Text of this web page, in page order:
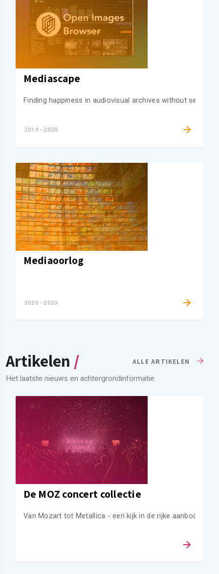
Mediascape
Finding happiness in audiovisual archives without
2019 - 2020
Mediaoorlog
2020 - 2023
Artikelen /
ALLE ARTIKELEN
Het laatste nieuws en achtergrondinformatie
De MOZ concert collectie
Van Mozart tot Metallica - een kijk in de rijke aanbod van